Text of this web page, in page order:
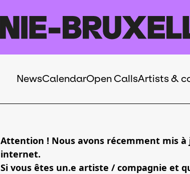
Navigation
NewsCalendarOpen CallsArtists &
Attention ! Nous avons récemment mis
internet.
Si vous êtes un.e artiste / compagnie et